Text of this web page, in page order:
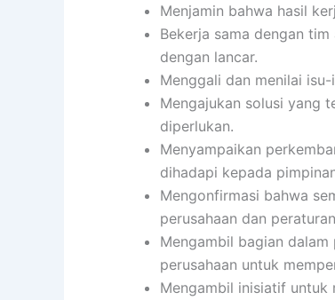
Menjamin bahwa hasil
Bekerja sama dengan
dengan lancar.
Menggali dan menilai
Mengajukan solusi yang
diperlukan.
Menyampaikan
dihadapi kepada
Mengonfirmasi bahwa
perusahaan dan
Mengambil bagian
perusahaan untuk
Mengambil inisiatif untuk